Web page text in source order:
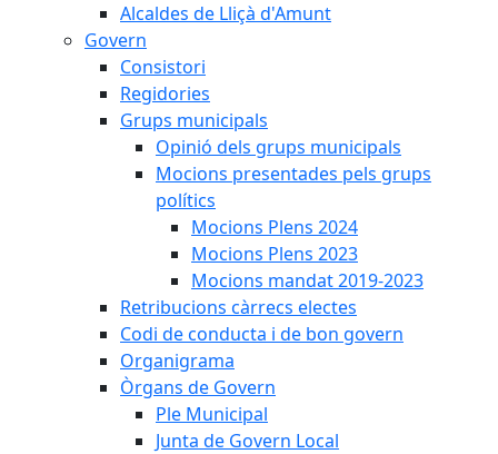
Alcaldes de Lliçà d'Amunt
Govern
Consistori
Regidories
Grups municipals
Opinió dels grups municipals
Mocions presentades pels grups
polítics
Mocions Plens 2024
Mocions Plens 2023
Mocions mandat 2019-2023
Retribucions càrrecs electes
Codi de conducta i de bon govern
Organigrama
Òrgans de Govern
Ple Municipal
Junta de Govern Local